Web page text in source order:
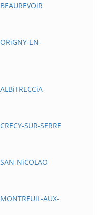
EN-
SUR-SERRE
NiCOLAO
AUX-